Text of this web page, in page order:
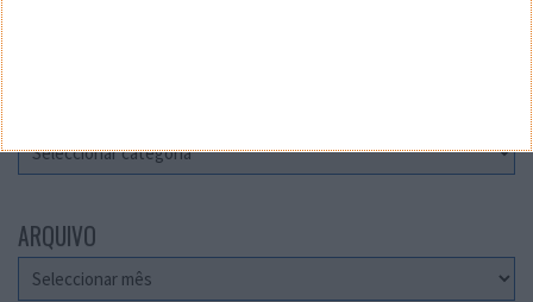
ARQUIVO
Arquivo